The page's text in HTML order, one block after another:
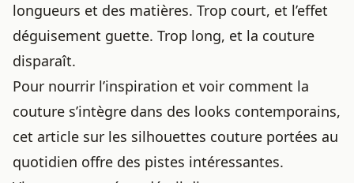
longueurs et des matières. Trop court, et l’effet
déguisement guette. Trop long, et la couture
disparaît.
Pour nourrir l’inspiration et voir comment la
couture s’intègre dans des looks contemporains,
cet article sur les silhouettes couture portées au
quotidien offre des pistes intéressantes.